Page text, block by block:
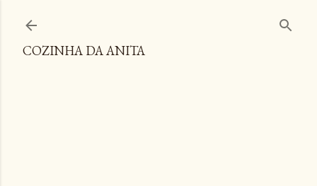
COZINHA DA ANITA